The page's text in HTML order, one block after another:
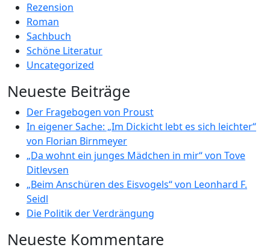
Rezension
Roman
Sachbuch
Schöne Literatur
Uncategorized
Neueste Beiträge
Der Fragebogen von Proust
In eigener Sache: „Im Dickicht lebt es sich leichter“
von Florian Birnmeyer
„Da wohnt ein junges Mädchen in mir“ von Tove
Ditlevsen
„Beim Anschüren des Eisvogels“ von Leonhard F.
Seidl
Die Politik der Verdrängung
Neueste Kommentare